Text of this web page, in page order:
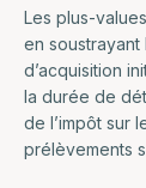
Les plus-
en
d’acquisition
la durée de
de l’impôt sur
prélèvements